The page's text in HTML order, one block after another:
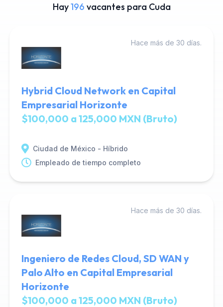
Hay196 vacantes para Cuda
Hace más de 30 días.
Hybrid Cloud Network en Capital
Empresarial Horizonte
$100,000 a 125,000 MXN (Bruto)
Ciudad de México - Híbrido
Empleado de tiempo completo
Hace más de 30 días.
Ingeniero de Redes Cloud, SD WAN y
Palo Alto en Capital Empresarial
Horizonte
$100,000 a 125,000 MXN (Bruto)